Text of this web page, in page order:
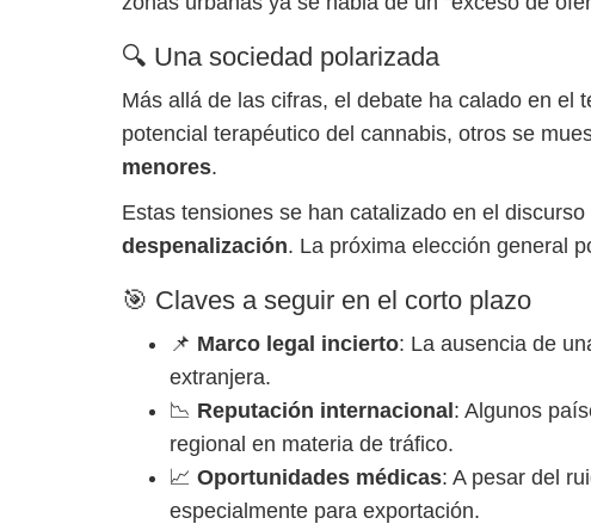
🔍 Una sociedad polarizada
Más allá de las cifras, el debate ha calado en el
potencial terapéutico del cannabis, otros se
menores.
Estas tensiones se han catalizado en el
despenalización. La próxima elección general
🎯 Claves a seguir en el corto plazo
📌 Marco legal incierto: La ausencia de
extranjera.
📉 Reputación internacional : Algunos
regional en materia de tráfico.
📈 Oportunidades médicas: A pesar del
especialmente para exportación.